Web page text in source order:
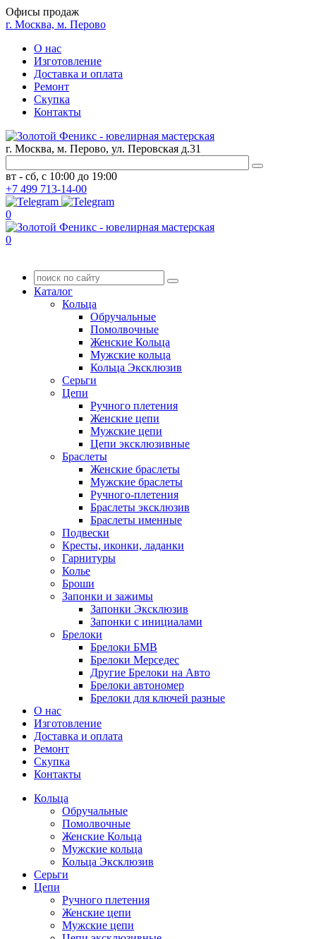
Офисы продаж
г. Москва, м. Перово
О нас
Изготовление
Доставка и оплата
Ремонт
Скупка
Контакты
г. Москва, м. Перово, ул. Перовская д.31
вт - сб, с 10:00 до 19:00
+7 499 713-14-00
0
0
Каталог
Кольца
Обручальные
Помолвочные
Женские Кольца
Мужские кольца
Кольца Эксклюзив
Серьги
Цепи
Ручного плетения
Женские цепи
Мужские цепи
Цепи эксклюзивные
Браслеты
Женские браслеты
Мужские браслеты
Ручного-плетения
Браслеты эксклюзив
Браслеты именные
Подвески
Кресты, иконки, ладанки
Гарнитуры
Колье
Броши
Запонки и зажимы
Запонки Эксклюзив
Запонки с инициалами
Брелоки
Брелоки БМВ
Брелоки Мерседес
Другие Брелоки на Авто
Брелоки автономер
Брелоки для ключей разные
О нас
Изготовление
Доставка и оплата
Ремонт
Скупка
Контакты
Кольца
Обручальные
Помолвочные
Женские Кольца
Мужские кольца
Кольца Эксклюзив
Серьги
Цепи
Ручного плетения
Женские цепи
Мужские цепи